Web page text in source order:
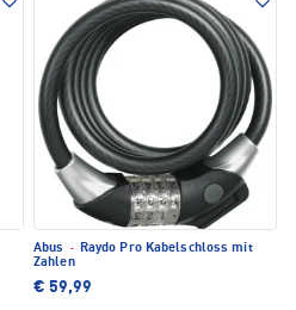
Abus ·
Raydo Pro Kabelschloss mit
Zahlen
€ 59,99